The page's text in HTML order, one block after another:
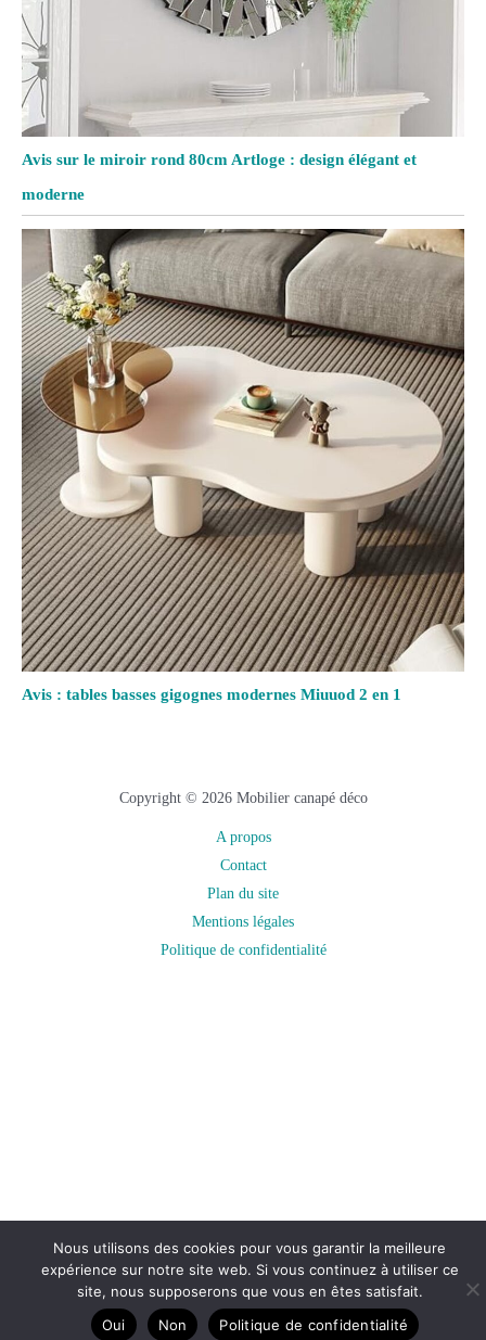
Avis sur le miroir rond 80cm Artloge : design élégant et
moderne
Avis : tables basses gigognes modernes Miuuod 2 en 1
Copyright © 2026 Mobilier canapé déco
A propos
Contact
Plan du site
Mentions légales
Politique de confidentialité
Nous utilisons des cookies pour vous garantir la meilleure
expérience sur notre site web. Si vous continuez à utiliser ce
site, nous supposerons que vous en êtes satisfait.
Oui
Non Politique de confidentialité